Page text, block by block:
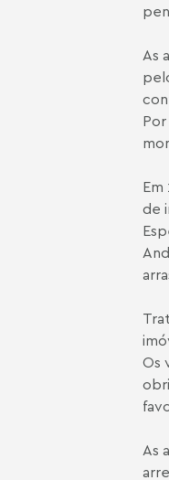
As
Em
de
Os
As